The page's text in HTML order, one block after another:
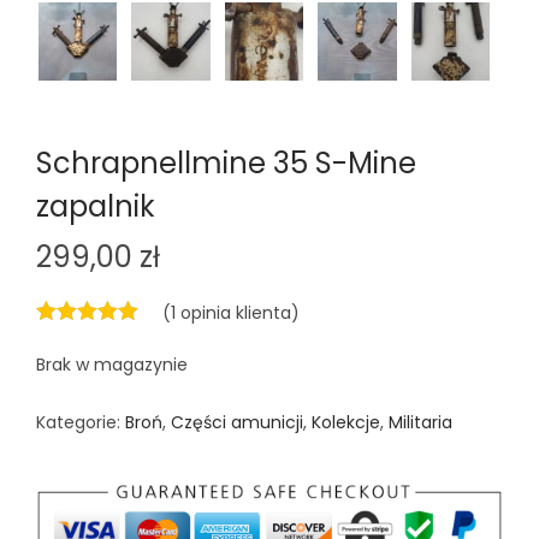
Schrapnellmine 35 S-Mine
zapalnik
299,00 zł
(1 opinia klienta)
Brak w magazynie
Kategorie: Broń, Części amunicji, Kolekcje, Militaria